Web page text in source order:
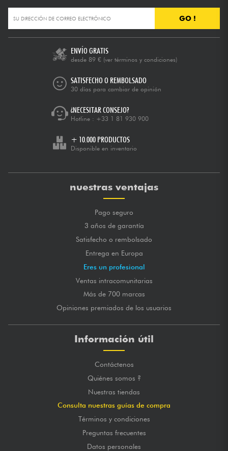
GO !
ENVÍO GRATIS
desde 89 € (ver términos y condiciones)
SATISFECHO O REMBOLSADO
30 días para cambiar de opinión
¿NECESITAR CONSEJO?
Hotline : +33 1 81 930 900
+ 10.000 PRODUCTOS
Disponible en inventario
nuestras ventajas
Pago seguro
3 años de garantía
Satisfecho o rembolsado
Entrega en Europa
Eres un profesional
Ventas intracomunitarias
Más de 700 marcas
Opiniones premiados de los usuarios
Información útil
Contáctenos
Quiénes somos ?
Nuestras tiendas
Consulta nuestras guías de compra
Términos y condiciones
Preguntas frecuentes
Datos personales